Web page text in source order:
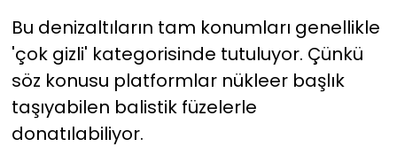
Bu denizaltıların tam konumları genellikle
'çok gizli' kategorisinde tutuluyor. Çünkü
söz konusu platformlar nükleer başlık
taşıyabilen balistik füzelerle
donatılabiliyor.